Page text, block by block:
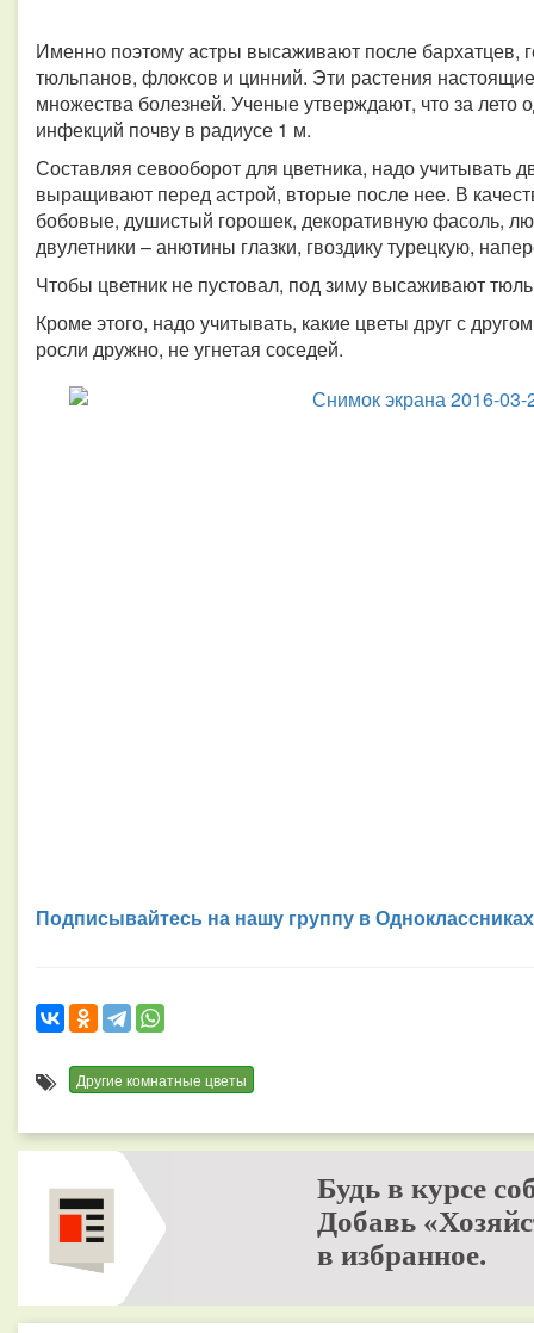
Именно поэтому астры высаживают после бархатцев,
тюльпанов, флоксов и цинний. Эти растения
множества болезней. Ученые утверждают, что за лето
инфекций почву в радиусе 1 м.
Составляя севооборот для цветника, надо учитывать
выращивают перед астрой, вторые после нее. В
бобовые, душистый горошек, декоративную фасоль,
двулетники – анютины глазки, гвоздику турецкую,
Чтобы цветник не пустовал, под зиму высаживают
Кроме этого, надо учитывать, какие цветы друг с
росли дружно, не угнетая соседей.
Подписывайтесь на нашу группу в Одноклассниках
Другие комнатные цветы
Будь в курсе
Добавь
в избранное.